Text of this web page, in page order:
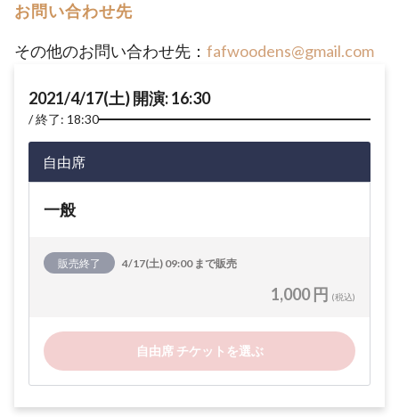
お問い合わせ先
その他のお問い合わせ先： fafwoodens@gmail.com
2021/4/17(土) 開演: 16:30
終了: 18:30
自由席
一般
販売終了 4/17(土) 09:00 まで販売
1,000 円 (税込)
自由席 チケットを選ぶ